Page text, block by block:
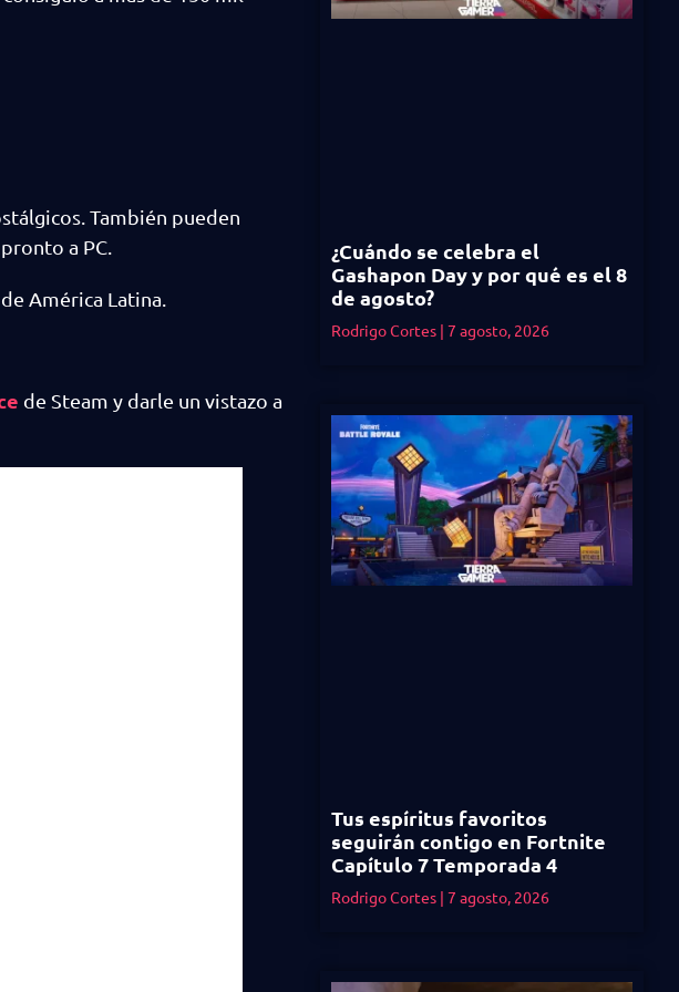
También pueden
a PC.
América Latina.
de Steam y darle un vistazo a
¿Cuándo se celebra el
Gashapon Day y por qué es el 8
de agosto?
Rodrigo Cortes 7 agosto, 2026
Tus espíritus favoritos
seguirán contigo en Fortnite
Capítulo 7 Temporada 4
Rodrigo Cortes 7 agosto, 2026